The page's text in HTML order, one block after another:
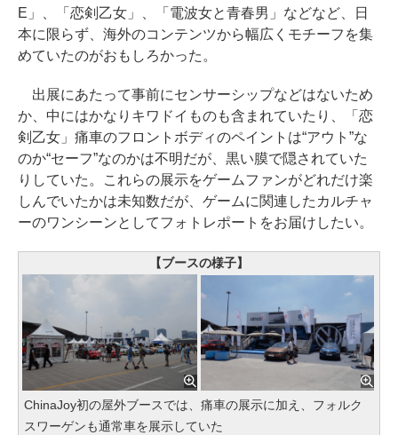
E」、「恋剣乙女」、「電波女と青春男」などなど、日
本に限らず、海外のコンテンツから幅広くモチーフを集
めていたのがおもしろかった。
出展にあたって事前にセンサーシップなどはないため
か、中にはかなりキワドイものも含まれていたり、「恋
剣乙女」痛車のフロントボディのペイントは“アウト”な
のか“セーフ”なのかは不明だが、黒い膜で隠されていた
りしていた。これらの展示をゲームファンがどれだけ楽
しんでいたかは未知数だが、ゲームに関連したカルチャ
ーのワンシーンとしてフォトレポートをお届けしたい。
【ブースの様子】
ChinaJoy初の屋外ブースでは、痛車の展示に加え、フォルク
スワーゲンも通常車を展示していた